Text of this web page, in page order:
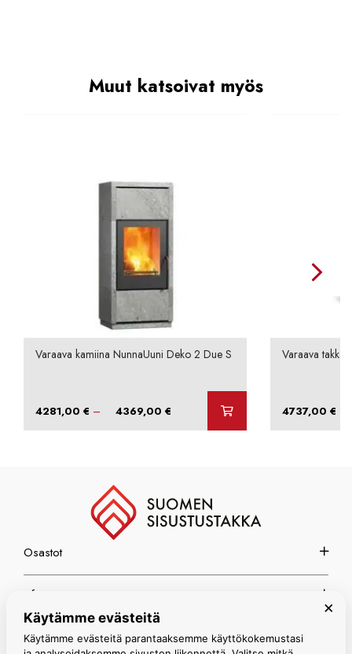
Muut katsoivat myös
Varaava kamiina NunnaUuni Deko 2 Due S
4281,00€ – 4369,00€ Hintaluokka:
Varaava takka
4737,00 €
Osastot
Info
Espoon myymälä
×
Käytämme evästeitä
Käytämme evästeitä parantaaksemme käyttökokemustasi